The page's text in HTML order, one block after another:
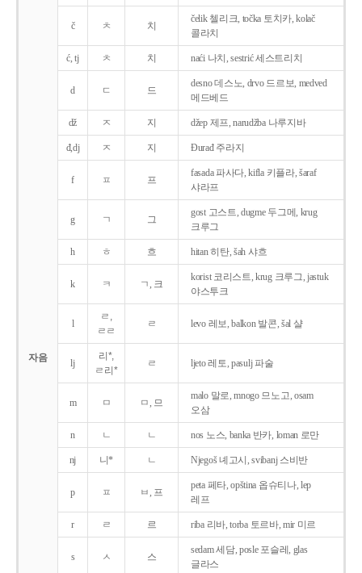
자음
č ㅊ 치
čelik 첼리크, točka 토치카, kolač
콜라치
ć, tj ㅊ 치 naći 나치, sestrić 세스트리치
d ㄷ 드
desno 데스노, drvo 드르보, medved
메드베드
dž ㅈ 지 džep 제프, narudžba 나루지바
đ,dj ㅈ 지 Ðurađ 주라지
f ㅍ 프
fasada 파사다, kifla 키플라, šaraf
샤라프
g ㄱ 그
gost 고스트, dugme 두그메, krug
크루그
h ㅎ 흐 hitan 히탄, šah 샤흐
k ㅋ ㄱ, 크
korist 코리스트, krug 크루그, jastuk
야스투크
l
ㄹ,
ㄹㄹ
ㄹ levo 레보, balkon 발콘, šal 샬
lj
리*,
ㄹ리*
ㄹ ljeto 레토, pasulj 파술
m ㅁ ㅁ, 므
malo 말로, mnogo 므노고, osam
오삼
n ㄴ ㄴ nos 노스, banka 반카, loman 로만
nj 니* ㄴ Njegoš 녜고시, svibanj 스비반
p ㅍ ㅂ, 프
peta 페타, opština 옵슈티나, lep
레프
r ㄹ 르 riba 리바, torba 토르바, mir 미르
s ㅅ 스
sedam 세담, posle 포슬레, glas
글라스